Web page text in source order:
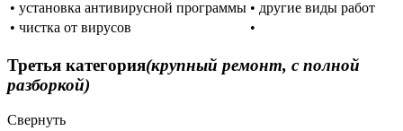
• установка антивирусной программы • другие виды работ
• чистка от вирусов
•
Третья категория(крупный ремонт, с полной
разборкой)
Свернуть